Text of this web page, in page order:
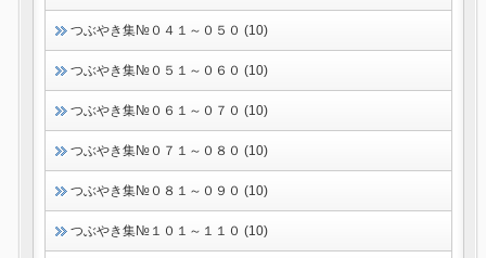
つぶやき集№０４１～０５０ (10)
つぶやき集№０５１～０６０ (10)
つぶやき集№０６１～０７０ (10)
つぶやき集№０７１～０８０ (10)
つぶやき集№０８１～０９０ (10)
つぶやき集№１０１～１１０ (10)